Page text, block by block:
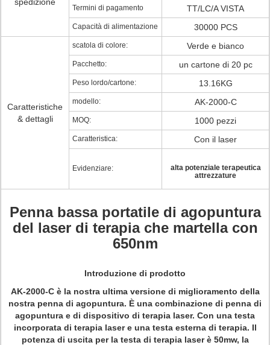
Termini di pagamento TT/LC/A VISTA
Capacità di alimentazione 30000 PCS
Caratteristiche
& dettagli
scatola di colore: Verde e bianco
Pacchetto: un cartone di 20 pc
Peso lordo/cartone: 13.16KG
modello: AK-2000-C
MOQ: 1000 pezzi
Caratteristica: Con il laser
Evidenziare:
alta potenziale terapeutica
attrezzature
Penna bassa portatile di agopuntura
del laser di terapia che martella con
650nm
Introduzione di prodotto
AK-2000-C è la nostra ultima versione di miglioramento della
nostra penna di agopuntura. È una combinazione di penna di
agopuntura e di dispositivo di terapia laser. Con una testa
incorporata di terapia laser e una testa esterna di terapia. Il
potenza di uscita per la testa di terapia laser è 50mw, la